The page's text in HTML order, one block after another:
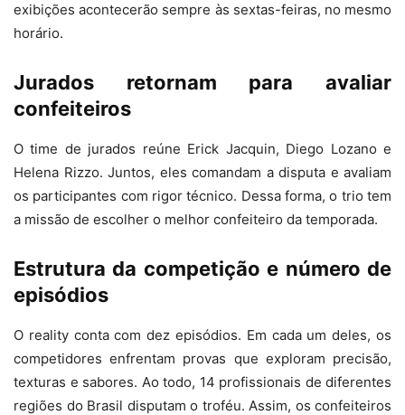
exibições acontecerão sempre às sextas-feiras, no mesmo
horário.
Jurados retornam para avaliar
confeiteiros
O time de jurados reúne Erick Jacquin, Diego Lozano e
Helena Rizzo. Juntos, eles comandam a disputa e avaliam
os participantes com rigor técnico. Dessa forma, o trio tem
a missão de escolher o melhor confeiteiro da temporada.
Estrutura da competição e número de
episódios
O reality conta com dez episódios. Em cada um deles, os
competidores enfrentam provas que exploram precisão,
texturas e sabores. Ao todo, 14 profissionais de diferentes
regiões do Brasil disputam o troféu. Assim, os confeiteiros